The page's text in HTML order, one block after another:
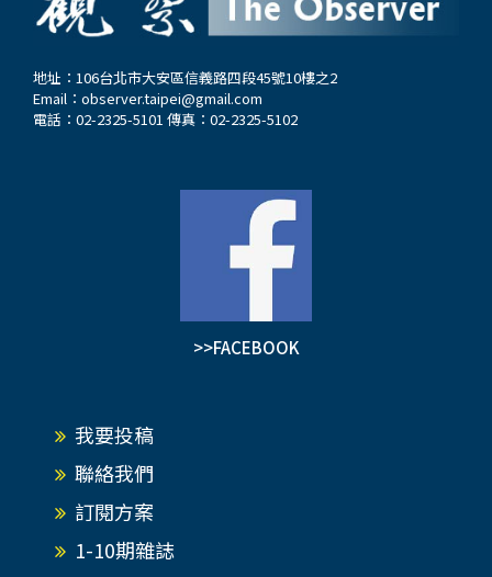
地址：106台北市大安區信義路四段45號10樓之2
Email： observer.taipei@gmail.com
電話：02-2325-5101 傳真：02-2325-5102
>>FACEBOOK
我要投稿
聯絡我們
訂閱方案
1-10期雜誌